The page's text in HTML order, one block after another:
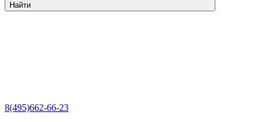
Найти
8(495)662-66-23